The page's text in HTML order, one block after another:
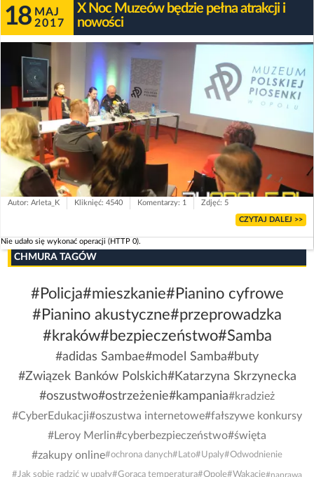
18 MAJ
2017
X Noc Muzeów będzie pełna atrakcji i
nowości
Autor: Arleta_K Kliknięć: 4540 Komentarzy: 1 Zdjęć: 5
CZYTAJ DALEJ >>
Nie udało się wykonać operacji (HTTP 0).
CHMURA TAGÓW
#Policja#mieszkanie#Pianino cyfrowe
#Pianino akustyczne#przeprowadzka
#kraków#bezpieczeństwo#Samba
#adidas Sambae#model Samba#buty
#Związek Banków Polskich#Katarzyna Skrzynecka
#oszustwo#ostrzeżenie#kampania#kradzież
#CyberEdukacji#oszustwa internetowe#fałszywe konkursy
#Leroy Merlin#cyberbezpieczeństwo#święta
#zakupy online#ochrona danych#Lato#Upaly#Odwodnienie
#Jak sobie radzić w upały#Gorąca temperatura#Opole#Wakacje#naprawa